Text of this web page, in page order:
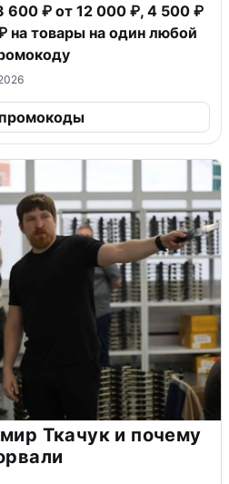
600 ₽ от 12 000 ₽, 4 500 ₽
Ткачук и почему